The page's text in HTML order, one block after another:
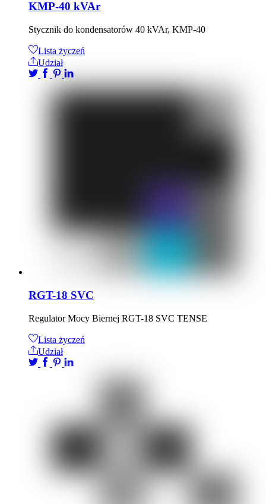
KMP-40 kVAr
Stycznik do kondensatorów 40 kVAr, KMP-40
Lista życzeń
Udział
RGT-18 SVC
Regulator Mocy Biernej RGT-18 SVC TENSE
Lista życzeń
Udział